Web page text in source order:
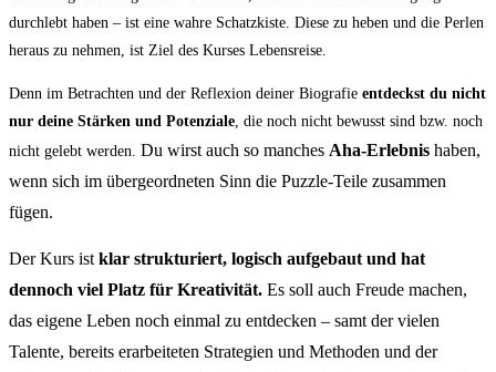
durchlebt haben – ist eine wahre Schatzkiste. Diese zu heben und die Perlen
heraus zu nehmen, ist Ziel des Kurses Lebensreise.
Denn im Betrachten und der Reflexion deiner Biografie entdeckst du nicht
nur deine Stärken und Potenziale, die noch nicht bewusst sind bzw. noch
nicht gelebt werden. Du wirst auch so manches Aha-Erlebnis haben,
wenn sich im übergeordneten Sinn die Puzzle-Teile zusammen
fügen.
Der Kurs ist klar strukturiert, logisch aufgebaut und hat
dennoch viel Platz für Kreativität. Es soll auch Freude machen,
das eigene Leben noch einmal zu entdecken – samt der vielen
Talente, bereits erarbeiteten Strategien und Methoden und der